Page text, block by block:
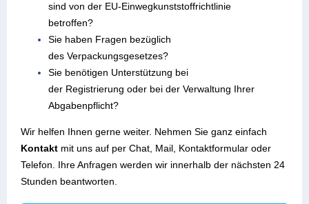
sind von der EU-Einwegkunststoffrichtlinie
betroffen?
Sie haben Fragen bezüglich
des Verpackungsgesetzes?
Sie benötigen Unterstützung bei
der Registrierung oder bei der Verwaltung Ihrer
Abgabenpflicht?
Wir helfen Ihnen gerne weiter. Nehmen Sie ganz einfach
Kontakt mit uns auf per Chat, Mail, Kontaktformular oder
Telefon. Ihre Anfragen werden wir innerhalb der nächsten 24
Stunden beantworten.